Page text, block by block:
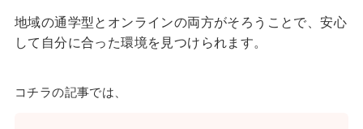
地域の通学型とオンラインの両方がそろうことで、安心
して自分に合った環境を見つけられます。
コチラの記事では、